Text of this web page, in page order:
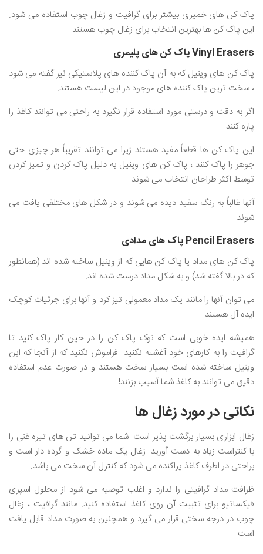
پاک کن های خمیری بیشتر برای گرافیت و زغال چوب استفاده می شود.
این پاک کن ها بهترین انتخاب برای زغال چوب هستند.
Vinyl Erasers پاک کن های پلیمری
پاک کن های وینیل که به آن پاک کننده های پلاستیکی نیز گفته می شود
، سخت ترین پاک کننده های موجود در این لیست هستند.
اگر به دقت و درستی مورد استفاده قرار نگیرد به راحتی می توانند کاغذ را
پاره کنند .
این پاک کن ها قطعاً مفید هستند زیرا می توانند تقریباً هر چیزی حتی
جوهر را پاک کنند ، پاک کن های وینیل به دلیل پاک کردن و تمیز کردن
توسط اکثر طراحان انتخاب می شوند.
آنها غالباً به رنگ سفید دیده می شوند و در شکل های مختلفی یافت می
شوند.
Pencil Erasers پاک های مدادی
پاک کن های مداد یا پاک کن هایی که از وینیل ساخته شده اند (همانطور
که در بالا گفته شد) و به شکل مداد درست شده اند.
می توان آنها را مانند یک مداد معمولی تیز کرد و آنها برای جزئیات کوچک
ایده آل هستند.
همیشه ایده خوبی است که نوک پاک کن را در حین کار پاک کنید تا
گرافیت را به کارهای خود آغشته نکنید. فراموش نکنید که از آنجا که این
وینیل ساخته شده است بسیار سخت هستند و در صورت عدم استفاده
دقیق می توانند به کاغذ شما آسیب بزنند!
نکاتی در مورد زغال ها
زغال ابزاری بسیار برگشت پذیر است. شما می توانید تن های تیره غنی را
با کنتراست زیاد به دست آورید. زغال یک ماده خشک و گرده دار است و
براحتی در اطرف کاغذ پراکنده می شود که کنترل آن سخت می باشد.
ظرافت مداد گرافیتی را ندارد و اغلب توصیه می شود از محلول اسپری
فیکساتیو برای تثبیت آن روی کاغذ استفاده کنید. مانند گرافیت ، زغال
چوب در درجه سختی قرار می گیرد و همچنین به صورت مداد قابل یافت
است.